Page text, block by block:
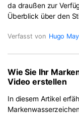
da draußen zur
Überblick über den
Verfasst von Hugo
Wie Sie Ihr
Video erstellen
In diesem Artikel